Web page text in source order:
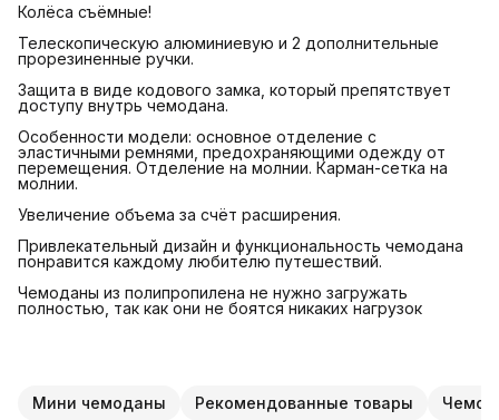
Колёса съёмные!
Телескопическую алюминиевую и 2 дополнительные
прорезиненные ручки.
Защита в виде кодового замка, который препятствует
доступу внутрь чемодана.
Особенности модели: основное отделение с
эластичными ремнями, предохраняющими одежду от
перемещения. Отделение на молнии. Карман-сетка на
молнии.
Увеличение объема за счёт расширения.
Привлекательный дизайн и функциональность чемодана
понравится каждому любителю путешествий.
Чемоданы из полипропилена не нужно загружать
полностью, так как они не боятся никаких нагрузок
Мини чемоданы Рекомендованные товары